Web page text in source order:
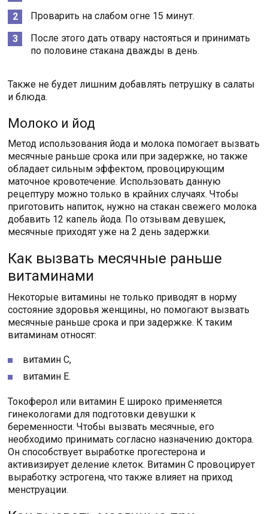
Проварить на слабом огне 15 минут.
После этого дать отвару настояться и принимать
по половине стакана дважды в день.
Также не будет лишним добавлять петрушку в салаты
и блюда.
Молоко и йод
Метод использования йода и молока помогает вызвать
месячные раньше срока или при задержке, но также
обладает сильным эффектом, провоцирующим
маточное кровотечение. Использовать данную
рецептуру можно только в крайних случаях. Чтобы
приготовить напиток, нужно на стакан свежего молока
добавить 12 капель йода. По отзывам девушек,
месячные приходят уже на 2 день задержки.
Как вызвать месячные раньше
витаминами
Некоторые витамины не только приводят в норму
состояние здоровья женщины, но помогают вызвать
месячные раньше срока и при задержке. К таким
витаминам относят:
витамин C,
витамин E.
Токоферол или витамин E широко применяется
гинекологами для подготовки девушки к
беременности. Чтобы вызвать месячные, его
необходимо принимать согласно назначению доктора.
Он способствует выработке прогестерона и
активизирует деление клеток. Витамин C провоцирует
выработку эстрогена, что также влияет на приход
менструации.